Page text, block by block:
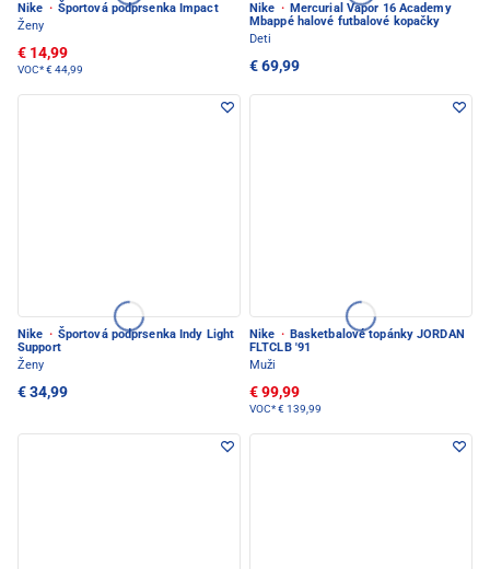
Nike · Športová podprsenka Impact
Ženy
€ 14,99
VOC*€ 44,99
Nike · Mercurial Vapor 16 Academy
Mbappé halové futbalové kopačky
Deti
€ 69,99
Nike · Športová podprsenka Indy Light
Support
Ženy
€ 34,99
Nike · Basketbalové topánky JORDAN
FLTCLB '91
Muži
€ 99,99
VOC*€ 139,99